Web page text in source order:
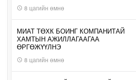
8 цагийн өмнө
МИАТ ТӨХК БОИНГ КОМПАНИТАЙ
ХАМТЫН АЖИЛЛАГААГАА
ӨРГӨЖҮҮЛНЭ
8 цагийн өмнө